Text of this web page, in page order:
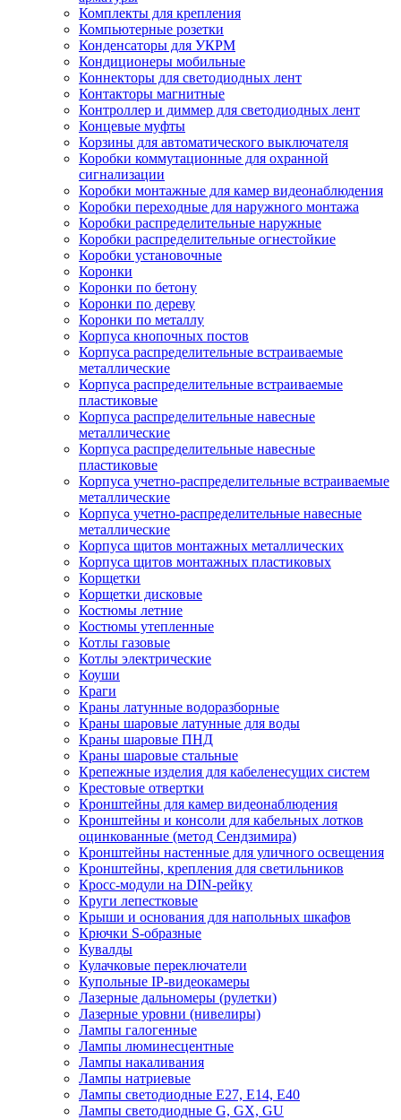
Комплекты для крепления
Компьютерные розетки
Конденсаторы для УКРМ
Кондиционеры мобильные
Коннекторы для светодиодных лент
Контакторы магнитные
Контроллер и диммер для светодиодных лент
Концевые муфты
Корзины для автоматического выключателя
Коробки коммутационные для охранной
сигнализации
Коробки монтажные для камер видеонаблюдения
Коробки переходные для наружного монтажа
Коробки распределительные наружные
Коробки распределительные огнестойкие
Коробки установочные
Коронки
Коронки по бетону
Коронки по дереву
Коронки по металлу
Корпуса кнопочных постов
Корпуса распределительные встраиваемые
металлические
Корпуса распределительные встраиваемые
пластиковые
Корпуса распределительные навесные
металлические
Корпуса распределительные навесные
пластиковые
Корпуса учетно-распределительные встраиваемые
металлические
Корпуса учетно-распределительные навесные
металлические
Корпуса щитов монтажных металлических
Корпуса щитов монтажных пластиковых
Корщетки
Корщетки дисковые
Костюмы летние
Костюмы утепленные
Котлы газовые
Котлы электрические
Коуши
Краги
Краны латунные водоразборные
Краны шаровые латунные для воды
Краны шаровые ПНД
Краны шаровые стальные
Крепежные изделия для кабеленесущих систем
Крестовые отвертки
Кронштейны для камер видеонаблюдения
Кронштейны и консоли для кабельных лотков
оцинкованные (метод Сендзимира)
Кронштейны настенные для уличного освещения
Кронштейны, крепления для светильников
Кросс-модули на DIN-рейку
Круги лепестковые
Крыши и основания для напольных шкафов
Крючки S-образные
Кувалды
Кулачковые переключатели
Купольные IP-видеокамеры
Лазерные дальномеры (рулетки)
Лазерные уровни (нивелиры)
Лампы галогенные
Лампы люминесцентные
Лампы накаливания
Лампы натриевые
Лампы светодиодные E27, E14, E40
Лампы светодиодные G, GX, GU